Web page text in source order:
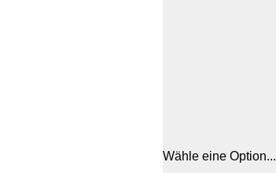
Wähle eine Option...